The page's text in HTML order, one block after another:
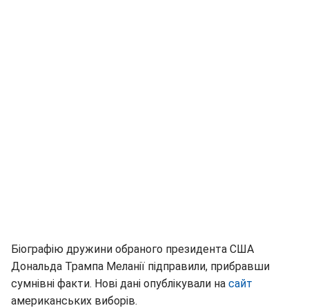
Біографію дружини обраного президента США
Дональда Трампа Меланії підправили, прибравши
сумнівні факти. Нові дані опублікували на сайт
американських виборів.